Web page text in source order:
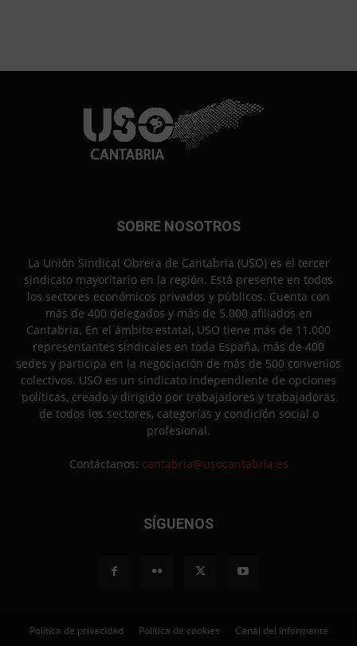
SOBRE NOSOTROS
La Unión Sindical Obrera de Cantabria (USO) es el tercer
sindicato mayoritario en la región. Está presente en todos
los sectores económicos privados y públicos. Cuenta con
más de 400 delegados y más de 5.000 afiliados en
Cantabria. En el ámbito estatal, USO tiene más de 11.000
representantes sindicales en toda España, más de 400
sedes y participa en la negociación de más de 500 convenios
colectivos. USO es un sindicato independiente de opciones
políticas, creado y dirigido por trabajadores y trabajadoras
de todos los sectores, categorías y condición social o
profesional.
Contáctanos: cantabria@usocantabria.es
SÍGUENOS
Política de privacidad Política de cookies Canal del informante